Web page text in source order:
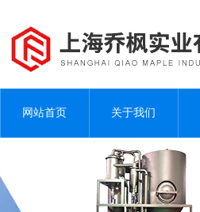
网站首页 关于我们